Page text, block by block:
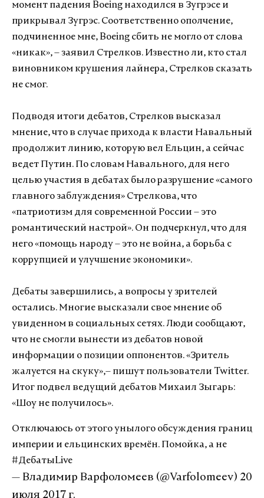
момент падения Boeing находился в Зугрэсе и
прикрывал Зугрэс. Соответственно ополчение,
подчиненное мне, Boeing сбить не могло от слова
«никак», – заявил Стрелков. Известно ли, кто стал
виновником крушения лайнера, Стрелков сказать
не смог.
Подводя итоги дебатов, Стрелков высказал
мнение, что в случае прихода к власти Навальный
продолжит линию, которую вел Ельцин, а сейчас
ведет Путин. По словам Навального, для него
целью участия в дебатах было разрушение «самого
главного заблуждения» Стрелкова, что
«патриотизм для современной России – это
романтический настрой». Он подчеркнул, что для
него «помощь народу – это не война, а борьба с
коррупцией и улучшение экономики».
Дебаты завершились, а вопросы у зрителей
остались. Многие высказали свое мнение об
увиденном в социальных сетях. Люди сообщают,
что не смогли вынести из дебатов новой
информации о позиции оппонентов. «Зритель
жалуется на скуку»,– пишут пользователи Twitter.
Итог подвел ведущий дебатов Михаил Зыгарь:
«Шоу не получилось».
Отключаюсь от этого унылого обсуждения границ
империи и ельцинских времён. Помойка, а не
#ДебатыLive
— Владимир Варфоломеев (@Varfolomeev) 20
июля 2017 г.